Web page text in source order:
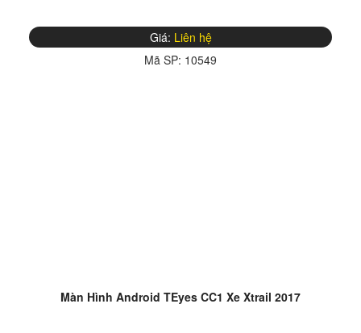
Giá: Liên hệ
Mã SP: 10549
Màn Hình Android TEyes CC1 Xe Xtrail 2017